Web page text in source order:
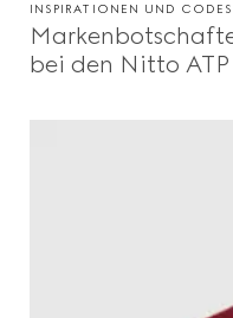
INSPIRATIONEN UND CODES
bei den Nitto